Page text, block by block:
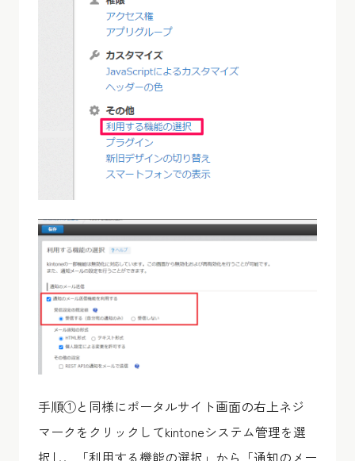
手順①と同様にポータルサイト画面の右上ネジ
マークをクリックしてkintoneシステム管理を選
択し、「利用する機能の選択」から「通知のメー